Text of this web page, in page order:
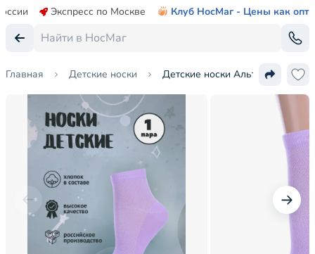
Экспресс по Москве Клуб НосМаг - Цены как опт
Главная Детские носки Детские носки Альтаир